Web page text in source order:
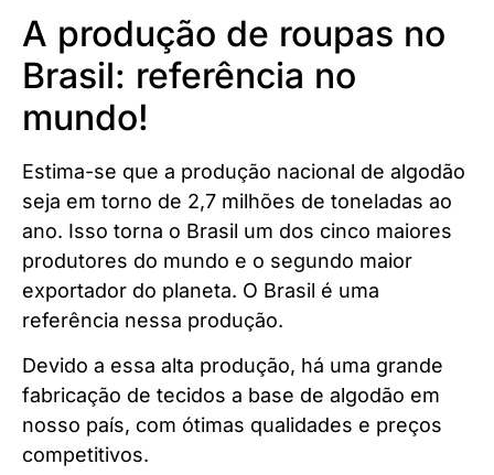
A produção de roupas no
Brasil: referência no
mundo!
Estima-se que a produção nacional de algodão
seja em torno de 2,7 milhões de toneladas ao
ano. Isso torna o Brasil um dos cinco maiores
produtores do mundo e o segundo maior
exportador do planeta. O Brasil é uma
referência nessa produção.
Devido a essa alta produção, há uma grande
fabricação de tecidos a base de algodão em
nosso país, com ótimas qualidades e preços
competitivos.